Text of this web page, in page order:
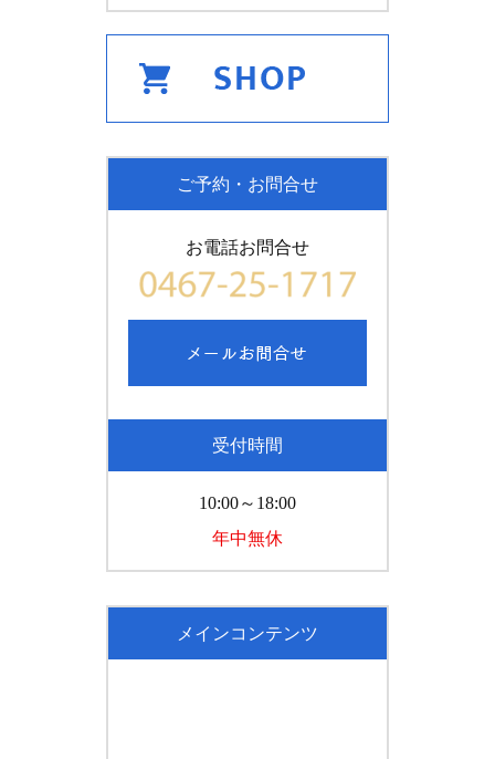
ご予約・お問合せ
お電話お問合せ
受付時間
10:00～18:00
年中無休
メインコンテンツ